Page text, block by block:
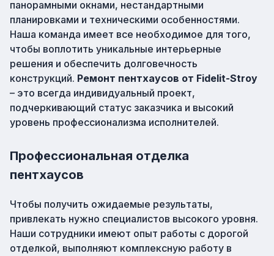
панорамными окнами, нестандартными
планировками и техническими особенностями.
Наша команда имеет все необходимое для того,
чтобы воплотить уникальные интерьерные
решения и обеспечить долговечность
конструкций. Ремонт пентхаусов от Fidelit-Stroy
– это всегда индивидуальный проект,
подчеркивающий статус заказчика и высокий
уровень профессионализма исполнителей.
Профессиональная отделка
пентхаусов
Чтобы получить ожидаемые результаты,
привлекать нужно специалистов высокого уровня.
Наши сотрудники имеют опыт работы с дорогой
отделкой, выполняют комплексную работу в